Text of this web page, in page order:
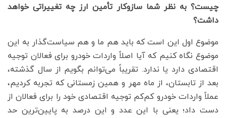
چیست؟ به نظر شما سازوکار تأمین ارز چه تغییراتی خواهد
داشت؟
موضوع اول این است که باید هم ما و هم سیاست‌گذار به این
موضوع نگاه کنیم که آیا اصلاً واردات خودرو برای فعالان توجیه
اقتصادی دارد یا ندارد. تقریباً می‌توانم بگویم از سال گذشته،
بعد از تابستان، از ماه مهر و همین زمستانی که تجربه کردیم،
عملاً واردات خودرو کم‌کم توجیه اقتصادی خود را برای فعالان از
دست داد؛ یعنی با این عدد و این درصد به پایین‌ترین حد